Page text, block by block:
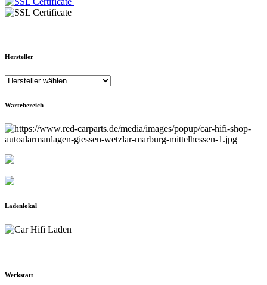
Hersteller
Wartebereich
Ladenlokal
Werkstatt